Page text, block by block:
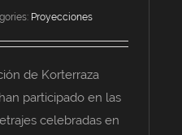
Proyecciones
de Korterraza
participado en las
celebradas en